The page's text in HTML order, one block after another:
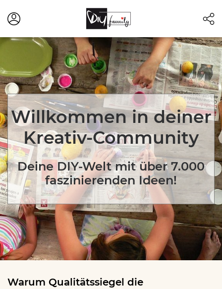
Willkommen in deiner
Kreativ-Community
Deine DIY-Welt mit über 7.000
faszinierenden Ideen!
Warum Qualitätssiegel die